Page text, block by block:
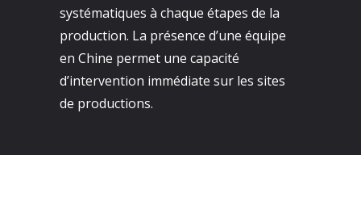
systématiques à chaque étapes de la
production. La présence d’une équipe
en Chine permet une capacité
d’intervention immédiate sur les sites
de productions.